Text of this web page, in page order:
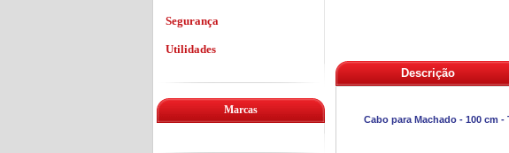
Descrição
Cabo para Machado - 100 cm -
Segurança
Utilidades
Marcas